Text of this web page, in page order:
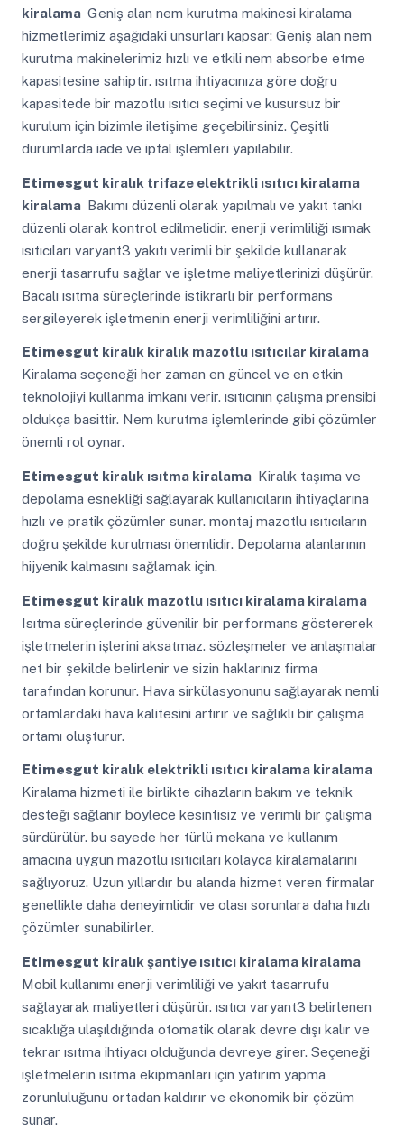
kiralama Geniş alan nem kurutma makinesi kiralama
hizmetlerimiz aşağıdaki unsurları kapsar: Geniş alan nem
kurutma makinelerimiz hızlı ve etkili nem absorbe etme
kapasitesine sahiptir. ısıtma ihtiyacınıza göre doğru
kapasitede bir mazotlu ısıtıcı seçimi ve kusursuz bir
kurulum için bizimle iletişime geçebilirsiniz. Çeşitli
durumlarda iade ve iptal işlemleri yapılabilir.
Etimesgut kiralık trifaze elektrikli ısıtıcı kiralama
kiralama Bakımı düzenli olarak yapılmalı ve yakıt tankı
düzenli olarak kontrol edilmelidir. enerji verimliliği ısımak
ısıtıcıları varyant3 yakıtı verimli bir şekilde kullanarak
enerji tasarrufu sağlar ve işletme maliyetlerinizi düşürür.
Bacalı ısıtma süreçlerinde istikrarlı bir performans
sergileyerek işletmenin enerji verimliliğini artırır.
Etimesgut kiralık kiralık mazotlu ısıtıcılar kiralama
Kiralama seçeneği her zaman en güncel ve en etkin
teknolojiyi kullanma imkanı verir. ısıtıcının çalışma prensibi
oldukça basittir. Nem kurutma işlemlerinde gibi çözümler
önemli rol oynar.
Etimesgut kiralık ısıtma kiralama Kiralık taşıma ve
depolama esnekliği sağlayarak kullanıcıların ihtiyaçlarına
hızlı ve pratik çözümler sunar. montaj mazotlu ısıtıcıların
doğru şekilde kurulması önemlidir. Depolama alanlarının
hijyenik kalmasını sağlamak için.
Etimesgut kiralık mazotlu ısıtıcı kiralama kiralama
Isıtma süreçlerinde güvenilir bir performans göstererek
işletmelerin işlerini aksatmaz. sözleşmeler ve anlaşmalar
net bir şekilde belirlenir ve sizin haklarınız firma
tarafından korunur. Hava sirkülasyonunu sağlayarak nemli
ortamlardaki hava kalitesini artırır ve sağlıklı bir çalışma
ortamı oluşturur.
Etimesgut kiralık elektrikli ısıtıcı kiralama kiralama
Kiralama hizmeti ile birlikte cihazların bakım ve teknik
desteği sağlanır böylece kesintisiz ve verimli bir çalışma
sürdürülür. bu sayede her türlü mekana ve kullanım
amacına uygun mazotlu ısıtıcıları kolayca kiralamalarını
sağlıyoruz. Uzun yıllardır bu alanda hizmet veren firmalar
genellikle daha deneyimlidir ve olası sorunlara daha hızlı
çözümler sunabilirler.
Etimesgut kiralık şantiye ısıtıcı kiralama kiralama
Mobil kullanımı enerji verimliliği ve yakıt tasarrufu
sağlayarak maliyetleri düşürür. ısıtıcı varyant3 belirlenen
sıcaklığa ulaşıldığında otomatik olarak devre dışı kalır ve
tekrar ısıtma ihtiyacı olduğunda devreye girer. Seçeneği
işletmelerin ısıtma ekipmanları için yatırım yapma
zorunluluğunu ortadan kaldırır ve ekonomik bir çözüm
sunar.